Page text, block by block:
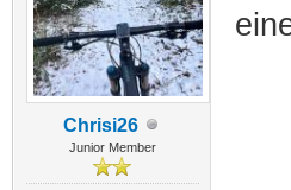
Chrisi26
Junior Member